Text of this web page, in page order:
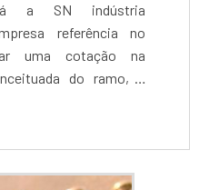
a SN indústria
referência no
uma cotação na
do ramo, o
de excelência e o
para sanar eventuais
PREÇO JUSTO E
por zincagem preço